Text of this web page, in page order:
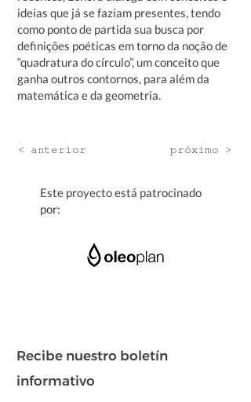
ideias que já se faziam presentes, tendo
como ponto de partida sua busca por
definições poéticas em torno da noção de
“quadratura do círculo”, um conceito que
ganha outros contornos, para além da
matemática e da geometria.
< anterior próximo >
Este proyecto está patrocinado
por:
Recibe nuestro boletín
informativo